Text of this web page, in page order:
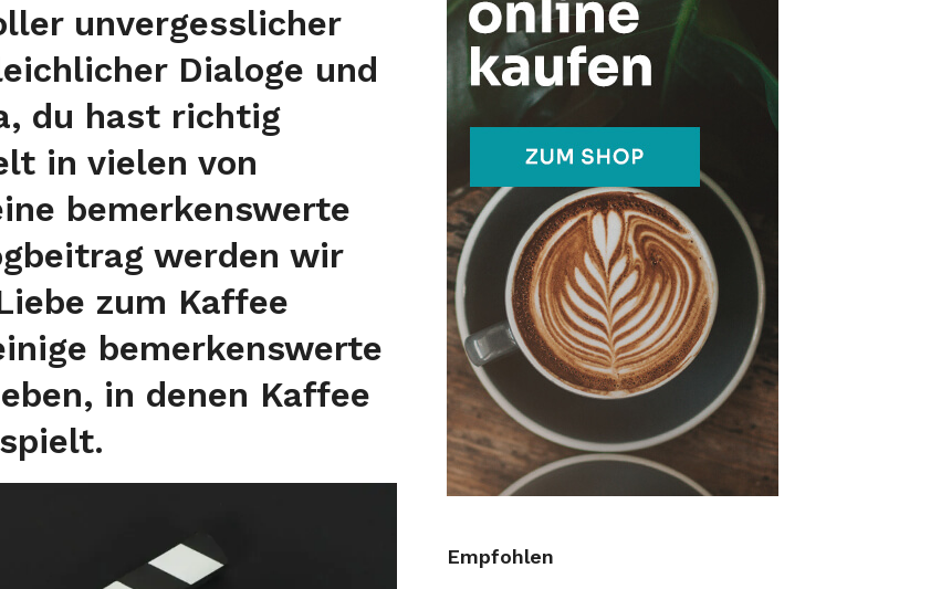
unvergesslicher
Dialoge und
du hast richtig
in vielen von
bemerkenswerte
werden wir
zum Kaffee
bemerkenswerte
in denen Kaffee
Empfohlen